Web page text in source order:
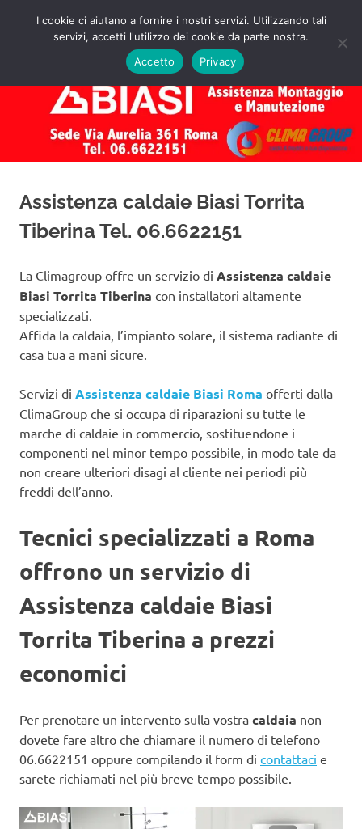
Assistenza
Caldaie
Biasi
Roma
Preventivo!
MENU
Assistenza caldaie Biasi Torrita
Tiberina Tel. 06.6622151
La Climagroup offre un servizio di Assistenza caldaie
Biasi Torrita Tiberina con installatori altamente
specializzati.
Affida la caldaia, l’impianto solare, il sistema radiante di
casa tua a mani sicure.
Servizi di Assistenza caldaie Biasi Roma offerti dalla
ClimaGroup che si occupa di riparazioni su tutte le
marche di caldaie in commercio, sostituendone i
componenti nel minor tempo possibile, in modo tale da
non creare ulteriori disagi al cliente nei periodi più
freddi dell’anno.
Tecnici specializzati a Roma
offrono un servizio di
Assistenza caldaie Biasi
Torrita Tiberina a prezzi
economici
Per prenotare un intervento sulla vostra caldaia non
dovete fare altro che chiamare il numero di telefono
06.6622151 oppure compilando il form di contattaci e
sarete richiamati nel più breve tempo possibile.
I cookie ci aiutano a fornire i nostri servizi. Utilizzando tali
servizi, accetti l'utilizzo dei cookie da parte nostra.
Accetto
Privacy